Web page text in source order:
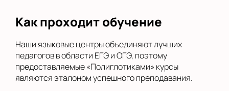
Как проходит обучение
Наши языковые центры объединяют лучших
педагогов в области ЕГЭ и ОГЭ, поэтому
предоставляемые «Полиглотиками» курсы
являются эталоном успешного преподавания.